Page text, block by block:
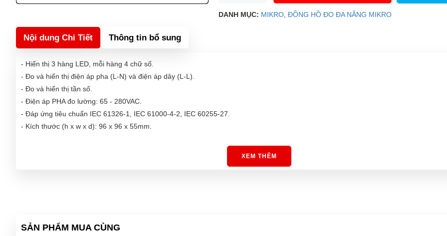
DANH MỤC: MIKRO ,ĐỒNG HỒ ĐO ĐA NĂNG MIKRO
Nội dung Chi Tiết Thông tin bổ sung
- Hiển thị 3 hàng LED, mỗi hàng 4 chữ số.
- Đo và hiển thị điện áp pha (L-N) và điện áp dây (L-L).
- Đo và hiển thị tần số.
- Điện áp PHA đo lường: 65 - 280VAC.
- Đáp ứng tiêu chuẩn IEC 61326-1, IEC 61000-4-2, IEC 60255-27.
- Kích thước (h x w x d): 96 x 96 x 55mm.
XEM THÊM
SẢN PHẨM MUA CÙNG